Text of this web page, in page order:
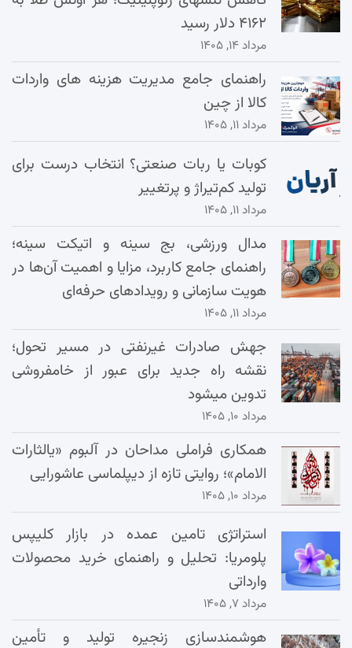
۴۱۶۲ دلار رسید
مرداد ۱۴, ۱۴۰۵
راهنمای جامع مدیریت هزینه‌ های واردات
کالا از چین
مرداد ۱۱, ۱۴۰۵
کوبات یا ربات صنعتی؟ انتخاب درست برای
تولید کم‌تیراژ و پرتغییر
مرداد ۱۱, ۱۴۰۵
مدال ورزشی، بج سینه و اتیکت سینه؛
راهنمای جامع کاربرد، مزایا و اهمیت آن‌ها در
هویت سازمانی و رویدادهای حرفه‌ای
مرداد ۱۱, ۱۴۰۵
جهش صادرات غیرنفتی در مسیر تحول؛
نقشه راه جدید برای عبور از خامفروشی
تدوین میشود
مرداد ۱۰, ۱۴۰۵
همکاری فراملی مداحان در آلبوم «یالثارات
الامام»؛ روایتی تازه از دیپلماسی عاشورایی
مرداد ۱۰, ۱۴۰۵
استراتژی تامین عمده در بازار کلیپس
پلومریا: تحلیل و راهنمای خرید محصولات
وارداتی
مرداد ۷, ۱۴۰۵
هوشمندسازی زنجیره تولید و تأمین